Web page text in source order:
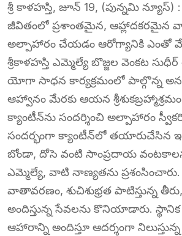
శ్రీ కాళహస్తి, జూన్ 19, (పున్నమి న్యూస్) :
జీవితంలో ప్రశాంతమైన, ఆహ్లాదకరమైన
అల్పాహారం చేయడం ఆరోగ్యానికి ఎంతో
శ్రీకాళహస్తి ఎమ్మెల్యే బొజ్జల వెంకట సుధీర్
యోగా సాధన కార్యక్రమంలో పాల్గొన్న
ఆహ్వానం మేరకు ఆయన
క్యాంటీన్‌ను సందర్శించి అల్పాహారం
సందర్భంగా క్యాంటీన్‌లో తయారుచేసిన
బోండా, దోసె వంటి సాంప్రదాయ
ఎమ్మెల్యే, వాటి నాణ్యతను
వాతావరణం, శుచిశుభ్రత పాటిస్తున్న
అందిస్తున్న సేవలను కొనియాడారు.
ఆహారాన్ని అందిస్తూ ఆదర్శంగా